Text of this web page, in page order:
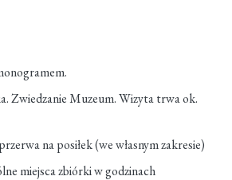
Zwiedzanie Muzeum. Wizyta trwa ok.
na posiłek (we własnym zakresie)
miejsca zbiórki w godzinach